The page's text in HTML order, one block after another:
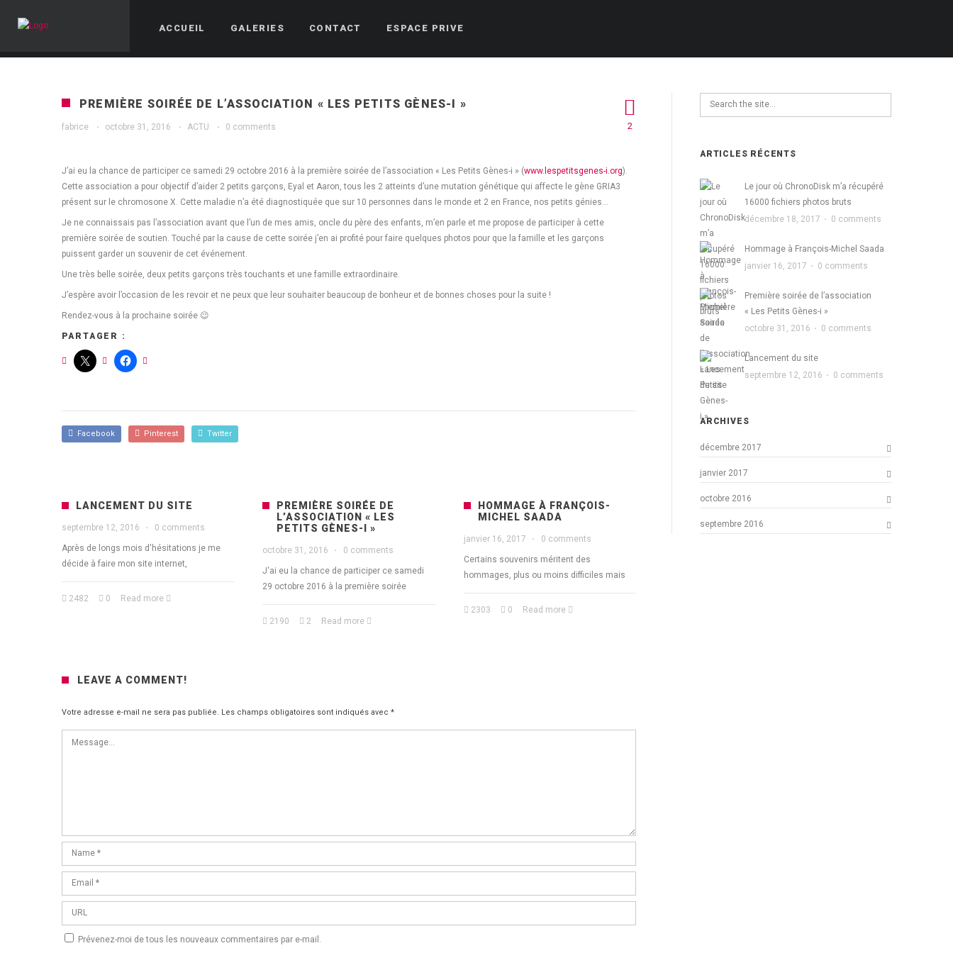
ACCUEIL GALERIES CONTACT ESPACE PRIVE
PREMIÈRE SOIRÉE DE L’ASSOCIATION « LES PETITS GÈNES-I »
fabrice · octobre 31, 2016 · ACTU · 0 comments 2
J’ai eu la chance de participer ce samedi 29 octobre 2016 à la première soirée de l’association « Les Petits Gènes-i » (www.lespetitsgenes-i.org).
Cette association a pour objectif d’aider 2 petits garçons, Eyal et Aaron, tous les 2 atteints d’une mutation génétique qui affecte le gène GRIA3
présent sur le chromosone X. Cette maladie n’a été diagnostiquée que sur 10 personnes dans le monde et 2 en France, nos petits génies…
Je ne connaissais pas l’association avant que l’un de mes amis, oncle du père des enfants, m’en parle et me propose de participer à cette
première soirée de soutien. Touché par la cause de cette soirée j’en ai profité pour faire quelques photos pour que la famille et les garçons
puissent garder un souvenir de cet événement.
Une très belle soirée, deux petits garçons très touchants et une famille extraordinaire.
J’espère avoir l’occasion de les revoir et ne peux que leur souhaiter beaucoup de bonheur et de bonnes choses pour la suite !
Rendez-vous à la prochaine soirée 😉
PARTAGER :
Facebook Pinterest Twitter
LANCEMENT DU SITE
septembre 12, 2016 · 0 comments
Après de longs mois d'hésitations je me
décide à faire mon site internet,
2482 0 Read more
PREMIÈRE SOIRÉE DE
L’ASSOCIATION « LES
PETITS GÈNES-I »
octobre 31, 2016 · 0 comments
J'ai eu la chance de participer ce samedi
29 octobre 2016 à la première soirée
2190 2 Read more
HOMMAGE À FRANÇOIS-
MICHEL SAADA
janvier 16, 2017 · 0 comments
Certains souvenirs méritent des
hommages, plus ou moins difficiles mais
2303 0 Read more
LEAVE A COMMENT!
Votre adresse e-mail ne sera pas publiée. Les champs obligatoires sont indiqués avec *
Prévenez-moi de tous les nouveaux commentaires par e-mail.
ARTICLES RÉCENTS
Le jour où ChronoDisk m’a récupéré
16000 fichiers photos bruts
décembre 18, 2017 · 0 comments
Hommage à François-Michel Saada
janvier 16, 2017 · 0 comments
Première soirée de l’association
« Les Petits Gènes-i »
octobre 31, 2016 · 0 comments
Lancement du site
septembre 12, 2016 · 0 comments
ARCHIVES
décembre 2017
janvier 2017
octobre 2016
septembre 2016